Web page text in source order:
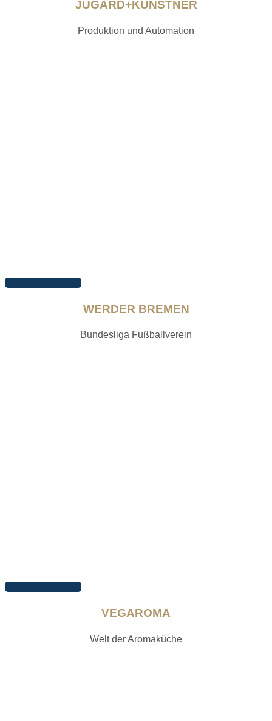
JUGARD+KÜNSTNER
Produktion und Automation
Arbeiten ansehen
WERDER BREMEN
Bundesliga Fußballverein
Arbeiten ansehen
VEGAROMA
Welt der Aromaküche